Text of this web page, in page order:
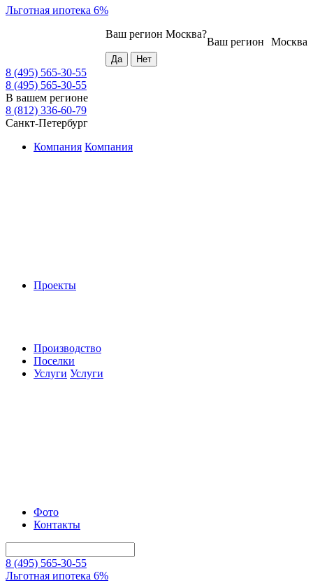
Льготная ипотека 6%
Москва
Ваш регион
Ваш регион Москва?
8 (495) 565-30-55
8 (495) 565-30-55
В вашем регионе
8 (812) 336-60-79
Санкт-Петербург
Компания Компания
Проекты
Производство
Поселки
Услуги Услуги
Фото
Контакты
8 (495) 565-30-55
Льготная ипотека 6%